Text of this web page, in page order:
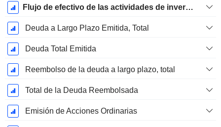
Flujo de efectivo de las actividades de inversión
Deuda a Largo Plazo Emitida, Total
Deuda Total Emitida
Reembolso de la deuda a largo plazo, total
Total de la Deuda Reembolsada
Emisión de Acciones Ordinarias